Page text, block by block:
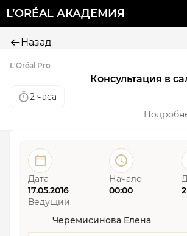
L’ORÉAL АКАДЕМИЯ
Назад
L'Oréal Pro
Консультация в
2 часа
Дата
17.05.2016
Начало
00:00
Ведущий
Черемисинова Елена